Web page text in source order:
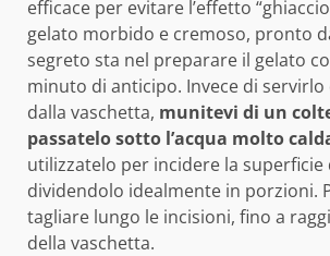
efficace per evitare l’effetto
gelato morbido e cremoso, pronto
segreto sta nel preparare il gelato
minuto di anticipo. Invece di
dalla vaschetta, munitevi di un
passatelo sotto l’acqua molto
utilizzatelo per incidere la superficie
dividendolo idealmente in porzioni.
tagliare lungo le incisioni, fino a
della vaschetta.